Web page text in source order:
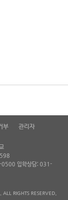
부 관리자
입학상담: 031-
RIGHTS RESERVED.